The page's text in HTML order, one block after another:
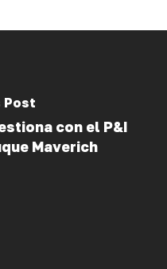
Post
con el P&I
Maverich